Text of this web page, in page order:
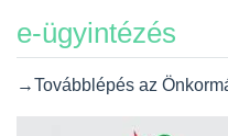
e-ügyintézés
→Továbblépés az